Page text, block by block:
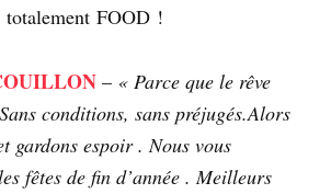
totalement FOOD !
– « Parce que le rêve
conditions, sans préjugés.Alors
gardons espoir . Nous vous
fêtes de fin d’année . Meilleurs